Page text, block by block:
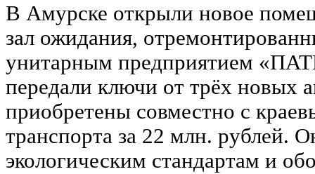
В Амурске открыли новое
зал ожидания,
унитарным предприятием
передали ключи от трёх новых
приобретены совместно с
транспорта за 22 млн. рублей.
экологическим стандартам и